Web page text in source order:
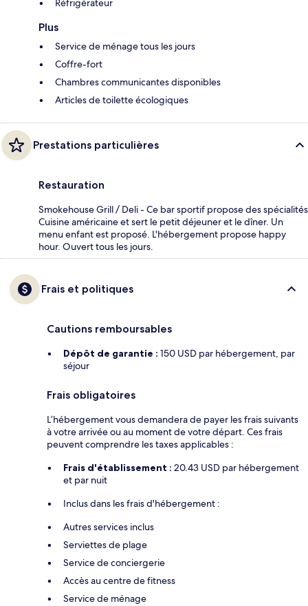
Réfrigérateur
Plus
Service de ménage tous les jours
Coffre-fort
Chambres communicantes disponibles
Articles de toilette écologiques
Prestations particulières
Restauration
Smokehouse Grill / Deli - Ce bar sportif propose des spécialités
Cuisine américaine et sert le petit déjeuner et le dîner. Un
menu enfant est proposé. L'hébergement propose happy
hour. Ouvert tous les jours.
Frais et politiques
Cautions remboursables
Dépôt de garantie : 150 USD par hébergement, par
séjour
Frais obligatoires
L’hébergement vous demandera de payer les frais suivants
à votre arrivée ou au moment de votre départ. Ces frais
peuvent comprendre les taxes applicables :
Frais d'établissement : 20.43 USD par hébergement
et par nuit
Inclus dans les frais d'hébergement :
Autres services inclus
Serviettes de plage
Service de conciergerie
Accès au centre de fitness
Service de ménage